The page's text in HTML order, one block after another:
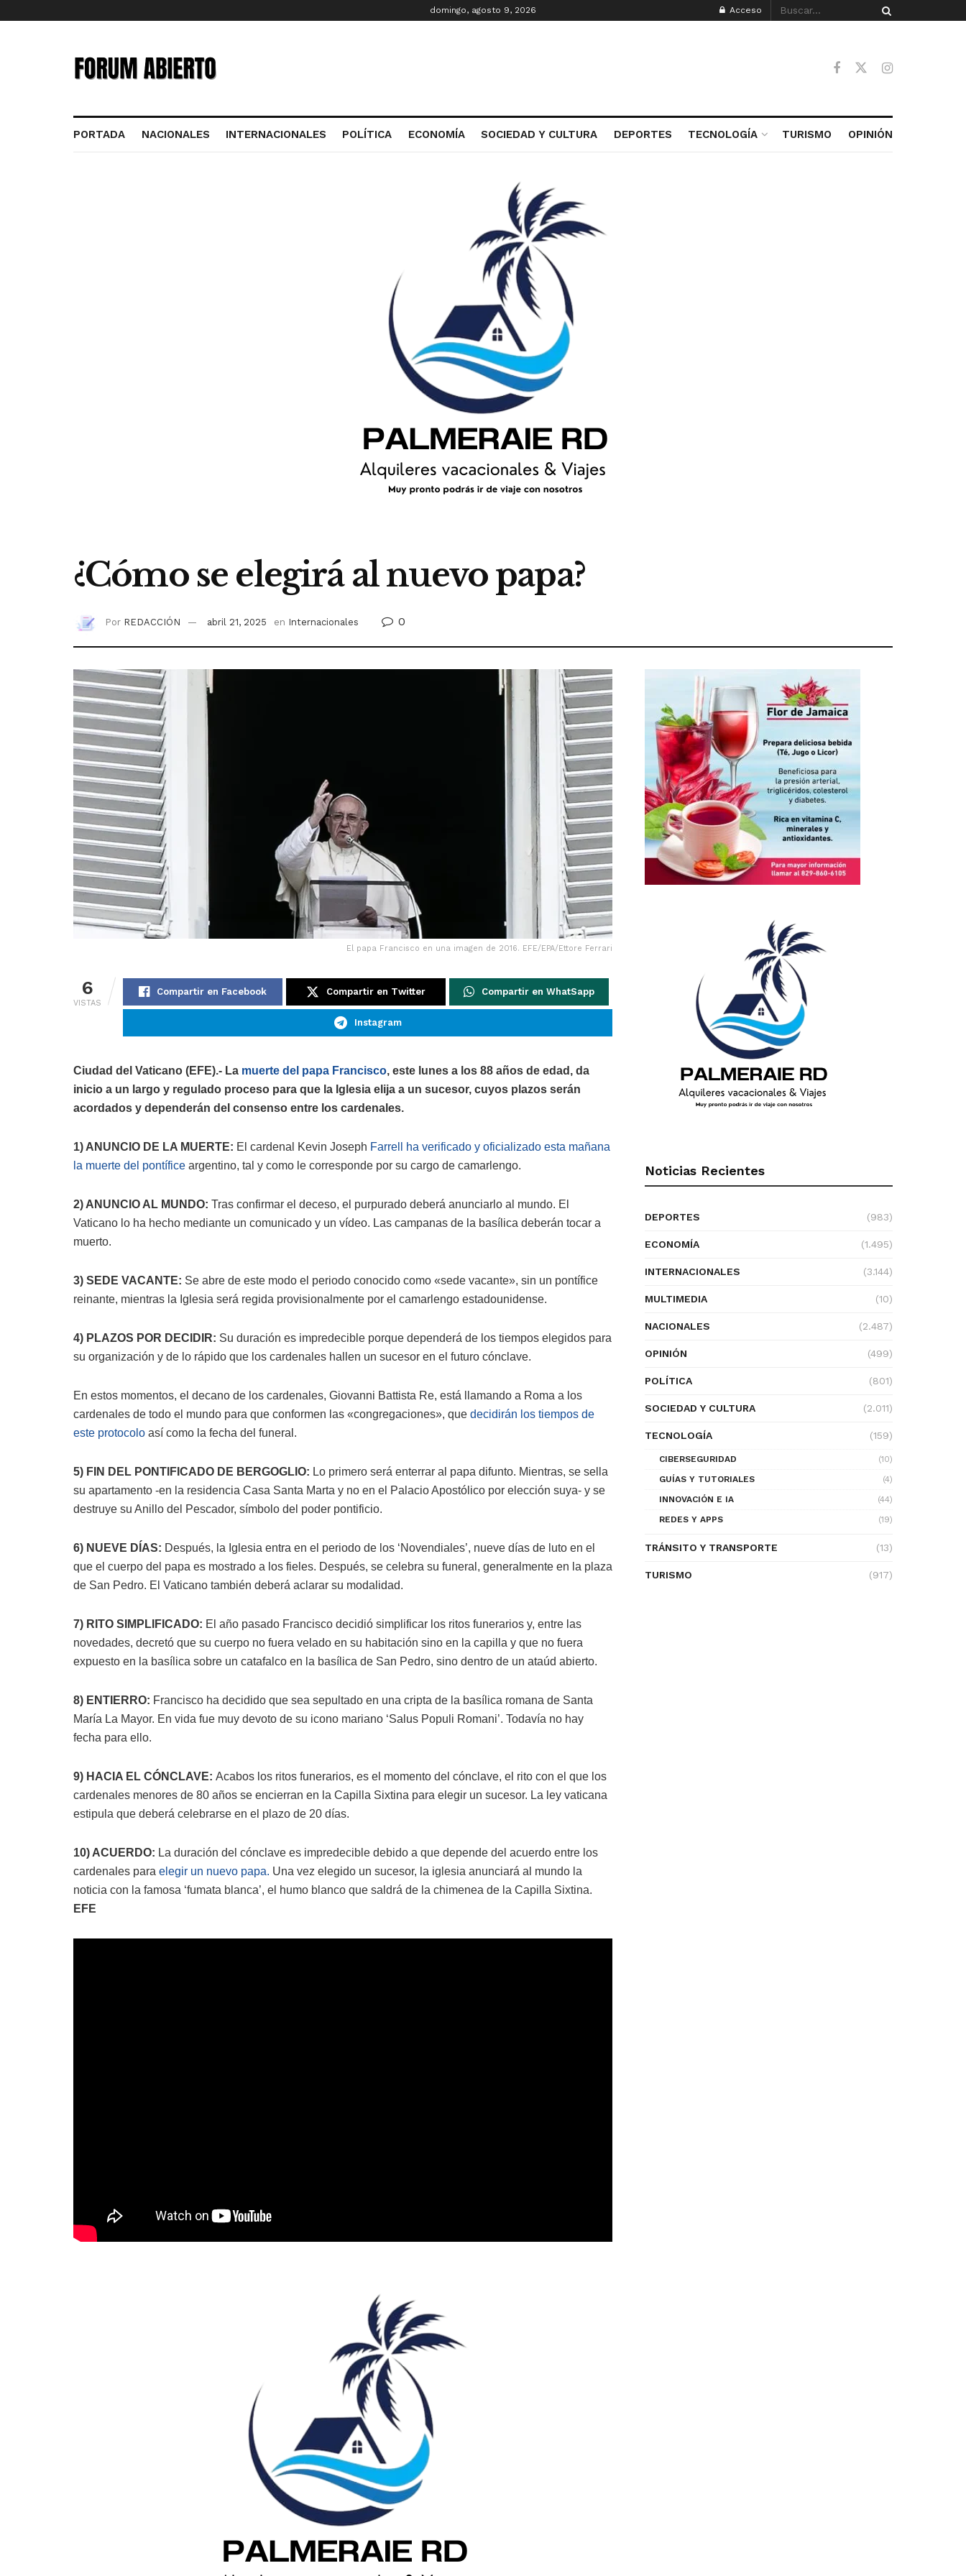
domingo, agosto 9, 2026 Acceso
PORTADA NACIONALES INTERNACIONALES POLÍTICA ECONOMÍA SOCIEDAD Y CULTURA DEPORTES TECNOLOGÍA TURISMO OPINIÓN
¿Cómo se elegirá al nuevo papa?
Por REDACCIÓN abril 21, 2025 en Internacionales 0
El papa Francisco en una imagen de 2016. EFE/EPA/Ettore Ferrari
6
VISTAS
Compartir en Facebook Compartir en Twitter Compartir en WhatSapp
Instagram
Ciudad del Vaticano (EFE).- La muerte del papa Francisco, este lunes a los 88 años de edad, da
inicio a un largo y regulado proceso para que la Iglesia elija a un sucesor, cuyos plazos serán
acordados y dependerán del consenso entre los cardenales.
1) ANUNCIO DE LA MUERTE: El cardenal Kevin Joseph Farrell ha verificado y oficializado esta mañana
la muerte del pontífice argentino, tal y como le corresponde por su cargo de camarlengo.
2) ANUNCIO AL MUNDO: Tras confirmar el deceso, el purpurado deberá anunciarlo al mundo. El
Vaticano lo ha hecho mediante un comunicado y un vídeo. Las campanas de la basílica deberán tocar a
muerto.
3) SEDE VACANTE: Se abre de este modo el periodo conocido como «sede vacante», sin un pontífice
reinante, mientras la Iglesia será regida provisionalmente por el camarlengo estadounidense.
4) PLAZOS POR DECIDIR: Su duración es impredecible porque dependerá de los tiempos elegidos para
su organización y de lo rápido que los cardenales hallen un sucesor en el futuro cónclave.
En estos momentos, el decano de los cardenales, Giovanni Battista Re, está llamando a Roma a los
cardenales de todo el mundo para que conformen las «congregaciones», que decidirán los tiempos de
este protocolo así como la fecha del funeral.
5) FIN DEL PONTIFICADO DE BERGOGLIO: Lo primero será enterrar al papa difunto. Mientras, se sella
su apartamento -en la residencia Casa Santa Marta y no en el Palacio Apostólico por elección suya- y se
destruye su Anillo del Pescador, símbolo del poder pontificio.
6) NUEVE DÍAS: Después, la Iglesia entra en el periodo de los ‘Novendiales’, nueve días de luto en el
que el cuerpo del papa es mostrado a los fieles. Después, se celebra su funeral, generalmente en la plaza
de San Pedro. El Vaticano también deberá aclarar su modalidad.
7) RITO SIMPLIFICADO: El año pasado Francisco decidió simplificar los ritos funerarios y, entre las
novedades, decretó que su cuerpo no fuera velado en su habitación sino en la capilla y que no fuera
expuesto en la basílica sobre un catafalco en la basílica de San Pedro, sino dentro de un ataúd abierto.
8) ENTIERRO: Francisco ha decidido que sea sepultado en una cripta de la basílica romana de Santa
María La Mayor. En vida fue muy devoto de su icono mariano ‘Salus Populi Romani’. Todavía no hay
fecha para ello.
9) HACIA EL CÓNCLAVE: Acabos los ritos funerarios, es el momento del cónclave, el rito con el que los
cardenales menores de 80 años se encierran en la Capilla Sixtina para elegir un sucesor. La ley vaticana
estipula que deberá celebrarse en el plazo de 20 días.
10) ACUERDO: La duración del cónclave es impredecible debido a que depende del acuerdo entre los
cardenales para elegir un nuevo papa. Una vez elegido un sucesor, la iglesia anunciará al mundo la
noticia con la famosa ‘fumata blanca’, el humo blanco que saldrá de la chimenea de la Capilla Sixtina.
EFE
Noticias Recientes
DEPORTES (983)
ECONOMÍA (1.495)
INTERNACIONALES (3.144)
MULTIMEDIA (10)
NACIONALES (2.487)
OPINIÓN (499)
POLÍTICA (801)
SOCIEDAD Y CULTURA (2.011)
TECNOLOGÍA (159)
CIBERSEGURIDAD
(10)
GUÍAS Y TUTORIALES
(4)
INNOVACIÓN E IA
(44)
REDES Y APPS
(19)
TRÁNSITO Y TRANSPORTE (13)
TURISMO (917)